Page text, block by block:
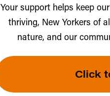
Your support helps keep
thriving, New Yorkers of
nature, and our
Click